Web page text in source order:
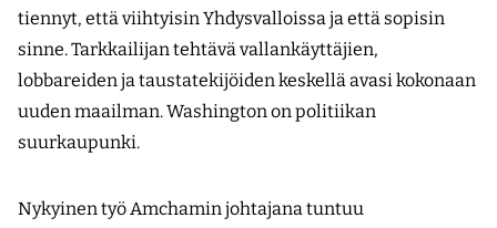
tiennyt, että viihtyisin Yhdysvalloissa ja että sopisin
sinne. Tarkkailijan tehtävä vallankäyttäjien,
lobbareiden ja taustatekijöiden keskellä avasi kokonaan
uuden maailman. Washington on politiikan
suurkaupunki.
Nykyinen työ Amchamin johtajana tuntuu